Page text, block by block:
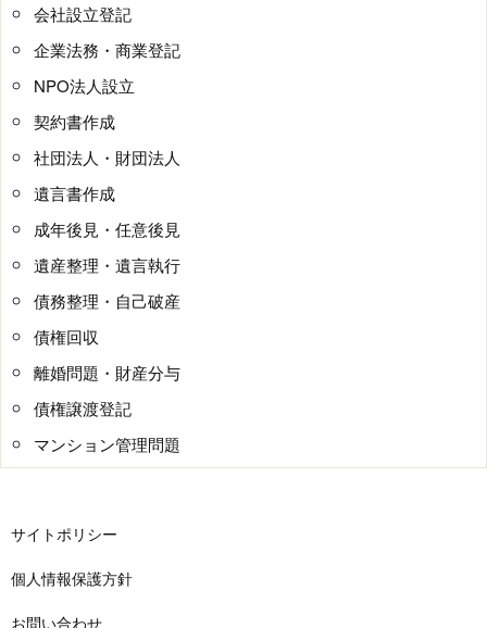
会社設立登記
企業法務・商業登記
NPO法人設立
契約書作成
社団法人・財団法人
遺言書作成
成年後見・任意後見
遺産整理・遺言執行
債務整理・自己破産
債権回収
離婚問題・財産分与
債権譲渡登記
マンション管理問題
サイトポリシー
個人情報保護方針
お問い合わせ